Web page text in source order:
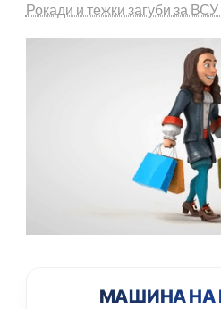
Рокади и тежки загуби за
МАШИНА НА